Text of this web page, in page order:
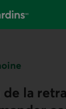
la